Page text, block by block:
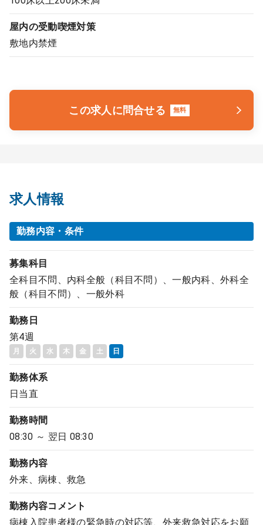
屋内の受動喫煙対策
敷地内禁煙
この求人に問合せる 無料
求人情報
勤務内容・条件
募集科目
全科目不問、内科全般（科目不問）、一般内科、外科全
般（科目不問）、一般外科
勤務日
第4週
月 火 水 木 金 土 日
勤務体系
日当直
勤務時間
08:30 ～ 翌日 08:30
勤務内容
外来、病棟、救急
勤務内容コメント
病棟入院患者様の緊急時の対応等、外来救急対応をお願